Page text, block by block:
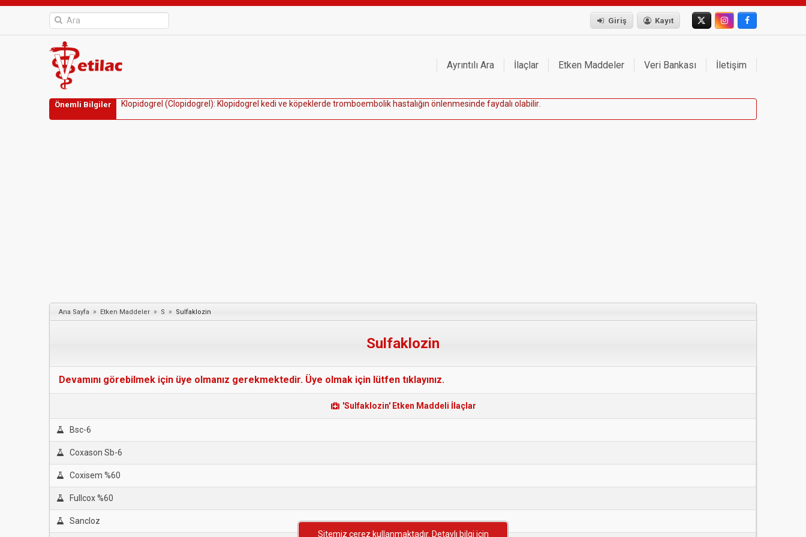
Giriş Kayıt
Ayrıntılı Ara İlaçlar Etken Maddeler Veri Bankası İletişim
Önemli Bilgiler Kopidogre (Copidogre ): Kopidogre kedi ve köpekerde tromboembo ik hasta ığın ön enmesinde fayda ı o abi ir
Ana Sayfa » Etken Maddeler » S » Sulfaklozin
Sulfaklozin
Devamını görebilmek için üye olmanız gerekmektedir. Üye olmak için lütfen tıklayınız.
'Sulfaklozin' Etken Maddeli İlaçlar
Bsc-6
Coxason Sb-6
Coxisem %60
Fullcox %60
Sancloz
Sitemiz çerez kullanmaktadır. Detaylı bilgi için